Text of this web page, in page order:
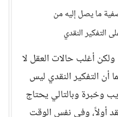
ما يصل إليه من
التفكير النقدي
أغلب حالات العقل لا
فيها 100%، كما أن التفكير النقدي ليس
وخبرة وبالتالي يحتاج
أولاً، وفي نفس الوقت